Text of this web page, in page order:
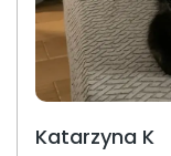
Katarzyna K